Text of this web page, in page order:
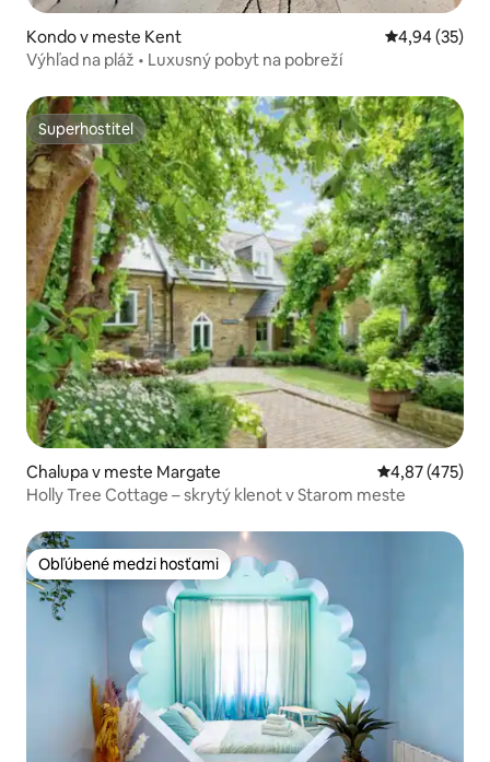
Kondo v meste Kent Priemerné
4,94 (35)
Výhľad na pláž • Luxusný pobyt na pobreží
Superhostiteľ
Superhostiteľ
Chalupa v meste Margate Priemerné
4,87 (475)
Holly Tree Cottage – skrytý klenot v Starom meste
Obľúbené medzi hosťami
Obľúbené medzi hosťami